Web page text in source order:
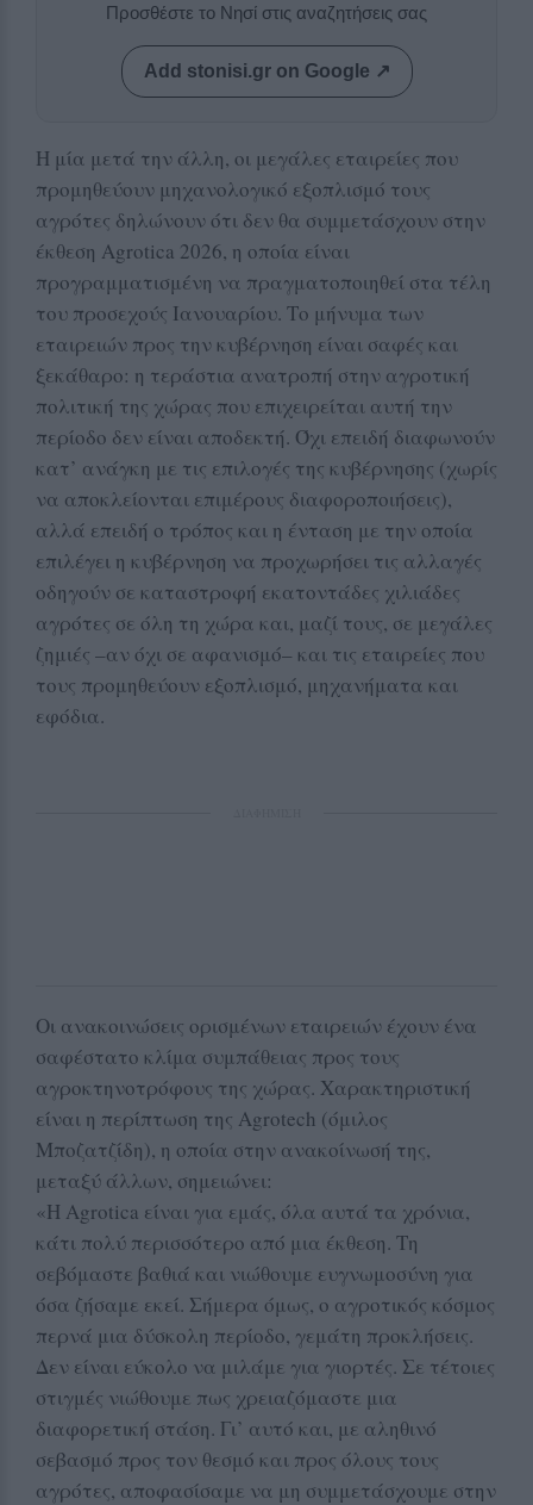
Προσθέστε το Νησί στις αναζητήσεις σας
Add stonisi.gr on Google ↗
Η μία μετά την άλλη, οι μεγάλες εταιρείες που
προμηθεύουν μηχανολογικό εξοπλισμό τους
αγρότες δηλώνουν ότι δεν θα συμμετάσχουν στην
έκθεση Agrotica 2026, η οποία είναι
προγραμματισμένη να πραγματοποιηθεί στα τέλη
του προσεχούς Ιανουαρίου. Το μήνυμα των
εταιρειών προς την κυβέρνηση είναι σαφές και
ξεκάθαρο: η τεράστια ανατροπή στην αγροτική
πολιτική της χώρας που επιχειρείται αυτή την
περίοδο δεν είναι αποδεκτή. Όχι επειδή διαφωνούν
κατ’ ανάγκη με τις επιλογές της κυβέρνησης (χωρίς
να αποκλείονται επιμέρους διαφοροποιήσεις),
αλλά επειδή ο τρόπος και η ένταση με την οποία
επιλέγει η κυβέρνηση να προχωρήσει τις αλλαγές
οδηγούν σε καταστροφή εκατοντάδες χιλιάδες
αγρότες σε όλη τη χώρα και, μαζί τους, σε μεγάλες
ζημιές –αν όχι σε αφανισμό– και τις εταιρείες που
τους προμηθεύουν εξοπλισμό, μηχανήματα και
εφόδια.
Οι ανακοινώσεις ορισμένων εταιρειών έχουν ένα
σαφέστατο κλίμα συμπάθειας προς τους
αγροκτηνοτρόφους της χώρας. Χαρακτηριστική
είναι η περίπτωση της Agrotech (όμιλος
Μποζατζίδη), η οποία στην ανακοίνωσή της,
μεταξύ άλλων, σημειώνει:
«Η Agrotica είναι για εμάς, όλα αυτά τα χρόνια,
κάτι πολύ περισσότερο από μια έκθεση. Τη
σεβόμαστε βαθιά και νιώθουμε ευγνωμοσύνη για
όσα ζήσαμε εκεί. Σήμερα όμως, ο αγροτικός κόσμος
περνά μια δύσκολη περίοδο, γεμάτη προκλήσεις.
Δεν είναι εύκολο να μιλάμε για γιορτές. Σε τέτοιες
στιγμές νιώθουμε πως χρειαζόμαστε μια
διαφορετική στάση. Γι’ αυτό και, με αληθινό
σεβασμό προς τον θεσμό και προς όλους τους
αγρότες, αποφασίσαμε να μη συμμετάσχουμε στην